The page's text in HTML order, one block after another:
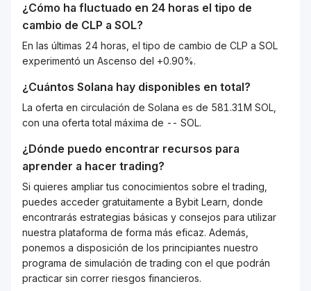
¿Cómo ha fluctuado en 24 horas el tipo de
cambio de CLP a SOL?
En las últimas 24 horas, el tipo de cambio de CLP a SOL
experimentó un Ascenso del +0.90%.
¿Cuántos Solana hay disponibles en total?
La oferta en circulación de Solana es de 581.31M SOL,
con una oferta total máxima de -- SOL.
¿Dónde puedo encontrar recursos para
aprender a hacer trading?
Si quieres ampliar tus conocimientos sobre el trading,
puedes acceder gratuitamente a Bybit Learn, donde
encontrarás estrategias básicas y consejos para utilizar
nuestra plataforma de forma más eficaz. Además,
ponemos a disposición de los principiantes nuestro
programa de simulación de trading con el que podrán
practicar sin correr riesgos financieros.